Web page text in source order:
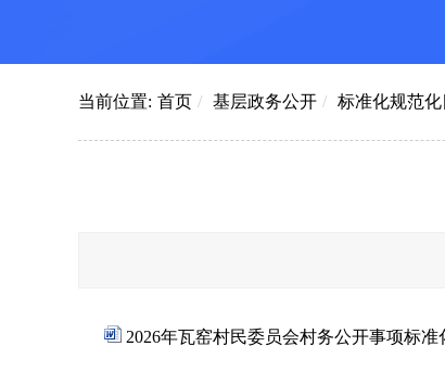
当前位置: 首页 / 基层政务公开 / 标准化规范
2026年瓦窑村民委员会村务公开事项标准